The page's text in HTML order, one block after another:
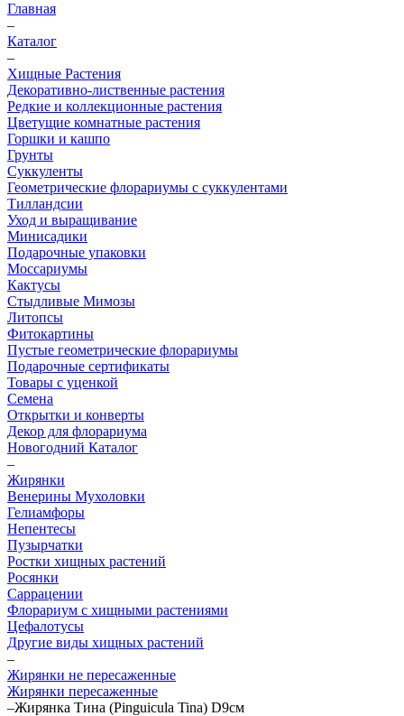
Главная
–
Каталог
–
Хищные Растения
Декоративно-лиственные растения
Редкие и коллекционные растения
Цветущие комнатные растения
Горшки и кашпо
Грунты
Суккуленты
Геометрические флорариумы с суккулентами
Тилландсии
Уход и выращивание
Минисадики
Подарочные упаковки
Моссариумы
Кактусы
Стыдливые Мимозы
Литопсы
Фитокартины
Пустые геометрические флорариумы
Подарочные сертификаты
Товары с уценкой
Семена
Открытки и конверты
Декор для флорариума
Новогодний Каталог
–
Жирянки
Венерины Мухоловки
Гелиамфоры
Непентесы
Пузырчатки
Ростки хищных растений
Росянки
Саррацении
Флорариум с хищными растениями
Цефалотусы
Другие виды хищных растений
–
Жирянки не пересаженные
Жирянки пересаженные
–Жирянка Тина (Pinguicula Tina) D9см